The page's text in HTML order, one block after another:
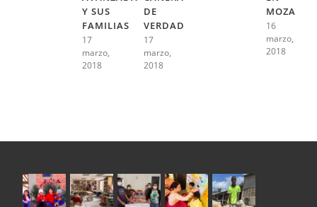
Y SUS
FAMILIAS
17
marzo,
2018
DE
VERDAD
17
marzo,
2018
16
marzo,
2018